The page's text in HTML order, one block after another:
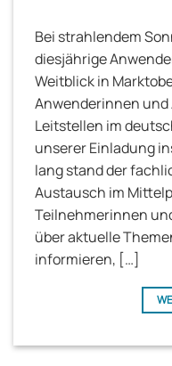
Bei strahlendem
diesjährige
Weitblick in
Anwenderinnen und
Leitstellen im
unserer Einladung
lang stand der
Austausch im
Teilnehmerinnen
über aktuelle
informieren, […]